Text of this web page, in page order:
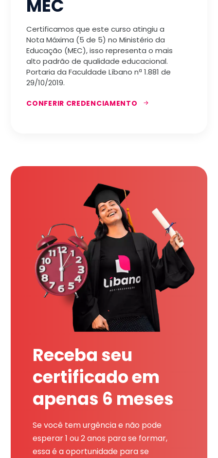
MEC
Certificamos que este curso atingiu a
Nota Máxima (5 de 5) no Ministério da
Educação (MEC), isso representa o mais
alto padrão de qualidade educacional.
Portaria da Faculdade Líbano nª 1.881 de
29/10/2019.
CONFERIR CREDENCIAMENTO
Receba seu
certificado em
apenas 6 meses
Se você tem urgência e não pode
esperar 1 ou 2 anos para se formar,
essa é a oportunidade para se